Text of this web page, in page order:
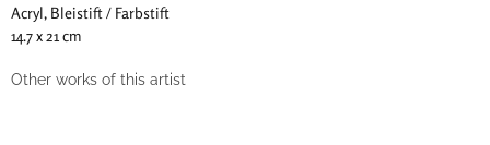
Acryl, Bleistift / Farbstift
14.7 x 21 cm
Other works of this artist